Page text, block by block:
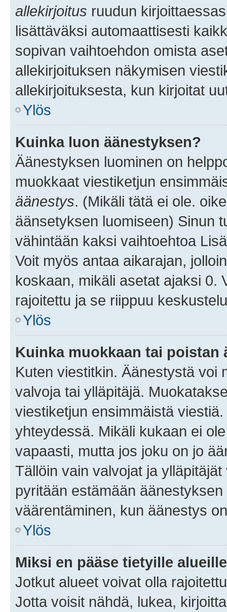
allekirjoitus ruudun
lisättäväksi automaattisesti
sopivan vaihtoehdon omista
allekirjoituksen näkymisen
allekirjoituksesta, kun kirjoitat
Ylös
Kuinka luon äänestyksen?
Äänestyksen luominen on
muokkaat viestiketjun
äänestys. (Mikäli tätä ei ole.
äänsetyksen luomiseen) Sinun
vähintään kaksi vaihtoehtoa
Voit myös antaa aikarajan,
koskaan, mikäli asetat ajaksi 0.
rajoitettu ja se riippuu
Ylös
Kuinka muokkaan tai poistan
Kuten viestitkin. Äänestystä voi
valvoja tai ylläpitäjä.
viestiketjun ensimmäistä
yhteydessä. Mikäli kukaan ei
vapaasti, mutta jos joku on jo
Tällöin vain valvojat ja
pyritään estämään
väärentäminen, kun äänestys
Ylös
Miksi en pääse tietyille
Jotkut alueet voivat olla
Jotta voisit nähdä, lukea,